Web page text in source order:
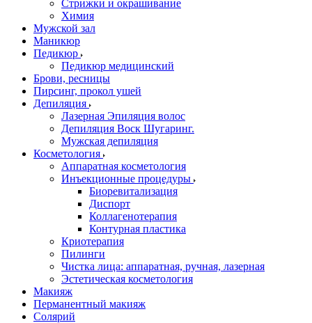
Стрижки и окрашивание
Химия
Мужской зал
Маникюр
Педикюр
Педикюр медицинский
Брови, ресницы
Пирсинг, прокол ушей
Депиляция
Лазерная Эпиляция волос
Депиляция Воск Шугаринг.
Мужская депиляция
Косметология
Аппаратная косметология
Инъекционные процедуры
Биоревитализация
Диспорт
Коллагенотерапия
Контурная пластика
Криотерапия
Пилинги
Чистка лица: аппаратная, ручная, лазерная
Эстетическая косметология
Макияж
Перманентный макияж
Солярий